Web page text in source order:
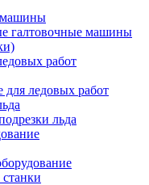
машины
галтовочные машины
работ
для ледовых работ
льда